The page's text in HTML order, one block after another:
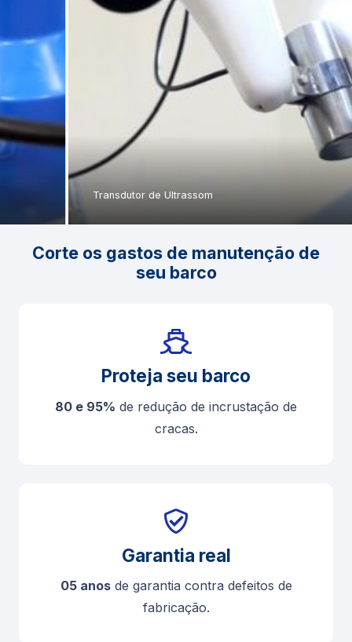
Transdutor de Ultrassom
Corte os gastos de manutenção de
seu barco
Proteja seu barco
80 e 95% de redução de incrustação de
cracas.
Garantia real
05 anosde garantia contra defeitos de
fabricação.